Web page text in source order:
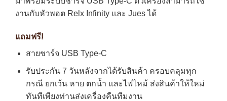
งานกับหัวพอต Relx Infinity และ Jues ได้
แถมฟรี!
สายชาร์จ USB Type-C
รับประกัน 7 วันหลังจากได้รับสินค้า ครอบคลุมทุก
กรณี ยกเว้น หาย ตกน้ำ และไฟไหม้ ส่งสินค้าให้ใหม่
ทันทีเพียงท่านส่งเครื่องคืนทีมงาน